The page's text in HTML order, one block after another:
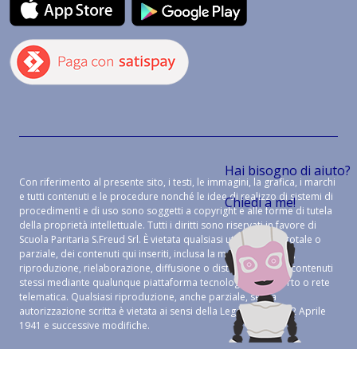
Hai bisogno di aiuto?
Chiedi a me!
Con riferimento al presente sito, i testi, le immagini, la grafica, i marchi
e tutti contenuti e le procedure nonché le idee di realizzo di sistemi di
procedimenti e di uso sono soggetti a copyright e alle forme di tutela
della proprietà intellettuale. Tutti i diritti sono riservati in favore di
Scuola Paritaria S.Freud Srl. È vietata qualsiasi utilizzazione, totale o
parziale, dei contenuti qui inseriti, inclusa la memorizzazione,
riproduzione, rielaborazione, diffusione o distribuzione dei contenuti
stessi mediante qualunque piattaforma tecnologica, supporto o rete
telematica. Qualsiasi riproduzione, anche parziale, senza
autorizzazione scritta è vietata ai sensi della Legge 633 del 22 Aprile
1941 e successive modifiche.
CREDITS:ALEIDE WEB AGENCY